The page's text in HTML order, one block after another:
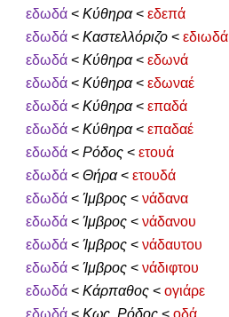
εδωδά < Κύθηρα< εδεπά
εδωδά < Καστελλόριζο < εδιωδά
εδωδά < Κύθηρα< εδωνά
εδωδά < Κύθηρα< εδωναέ
εδωδά < Κύθηρα< επαδά
εδωδά < Κύθηρα< επαδαέ
εδωδά < Ρόδος < ετουά
εδωδά < Θήρα< ετουδά
εδωδά < Ίμβρος < νάδανα
εδωδά < Ίμβρος < νάδανου
εδωδά < Ίμβρος < νάδαυτου
εδωδά < Ίμβρος < νάδιφτου
εδωδά < Κάρπαθος < ογιάρε